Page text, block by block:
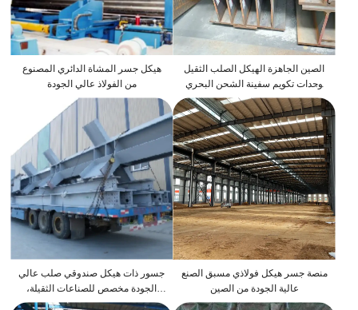
هيكل جسر المشاة الدائري المصنوع
من الفولاذ عالي الجودة
الصين الجاهزة الهيكل الصلب الثقيل
وحدات تكويم سفينة الشحن البحري
منزل حاوية المنازل الفاخرة الجاهزة
جسور ذات هيكل صندوقي صلب عالي
الجودة مخصص للصناعات الثقيلة،
هياكل فولاذية
منصة جسر هيكل فولاذي مسبق الصنع
عالية الجودة من الصين